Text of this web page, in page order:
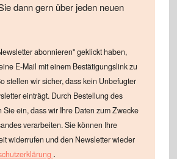
dann gern über jeden neuen
abonnieren" geklickt haben,
E-Mail mit einem Bestätigungslink zu
stellen wir sicher, dass kein Unbefugter
einträgt. Durch Bestellung des
Sie ein, dass wir Ihre Daten zum Zwecke
verarbeiten. Sie können Ihre
widerrufen und den Newsletter wieder
.